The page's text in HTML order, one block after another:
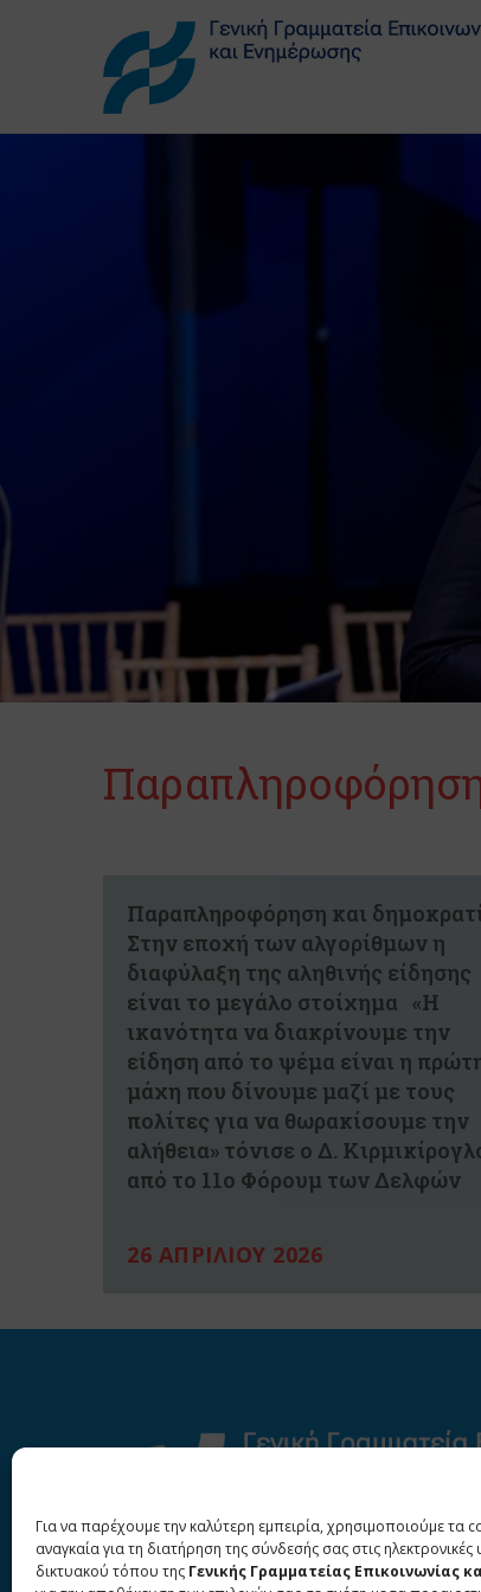
Για να παρέχουμε την καλύτερη εμπειρία, χρησιμοποιούμε τα
αναγκαία για τη διατήρηση της σύνδεσής σας στις
δικτυακού τόπου της Γενικής Γραμματείας Επικοινωνίας
Παραπληροφόρηση και
Στην εποχή των αλγορίθμων η
διαφύλαξη της αληθινής είδησης
είναι το μεγάλο στοίχημα «Η
ικανότητα να διακρίνουμε την
είδηση από το ψέμα είναι η
μάχη που δίνουμε μαζί με τους
πολίτες για να θωρακίσουμε την
αλήθεια» τόνισε ο Δ.
από το 11ο Φόρουμ των Δελφών
26 ΑΠΡΙΛΙΟΥ 2026